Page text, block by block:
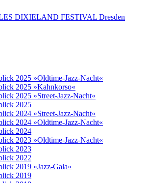
2025 »Oldtime-Jazz-Nacht«
2025 »Kahnkorso«
2025 »Street-Jazz-Nacht«
2025
2024 »Street-Jazz-Nacht«
2024 »Oldtime-Jazz-Nacht«
2024
2023 »Oldtime-Jazz-Nacht«
2023
2022
2019 »Jazz-Gala«
2019